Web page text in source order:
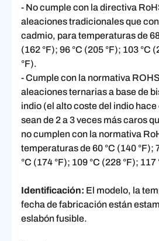
- No cumple con la directiva
aleaciones tradicionales que
cadmio, para temperaturas de 68
(162 °F); 96 °C (205 °F); 103 °C
°F).
- Cumple con la normativa
aleaciones ternarias a base de
indio (el alto coste del indio
sean de 2 a 3 veces más caros
no cumplen con la normativa
temperaturas de 60 °C (140 °F);
°C (174 °F); 109 °C (228 °F); 117
Identificación: El modelo, la
fecha de fabricación están
eslabón fusible.